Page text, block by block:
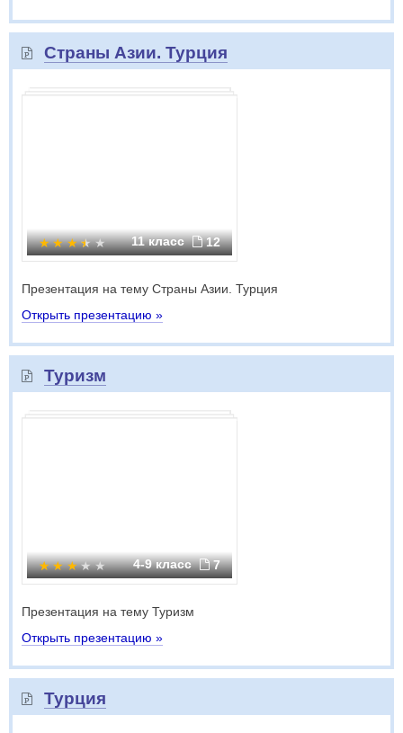
Страны Азии. Турция
11 класс 12
Презентация на тему Страны Азии. Турция
Открыть презентацию »
Туризм
4-9 класс 7
Презентация на тему Туризм
Открыть презентацию »
Турция